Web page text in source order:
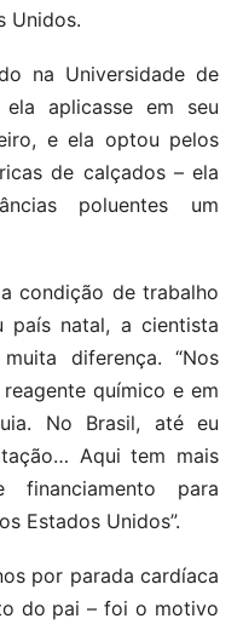
Unidos.
na Universidade de
aplicasse em seu
e ela optou pelos
de calçados – ela
poluentes um
condição de trabalho
país natal, a cientista
diferença. “Nos
químico e em
No Brasil, até eu
Aqui tem mais
para
Estados Unidos”.
por parada cardíaca
do pai – foi o motivo